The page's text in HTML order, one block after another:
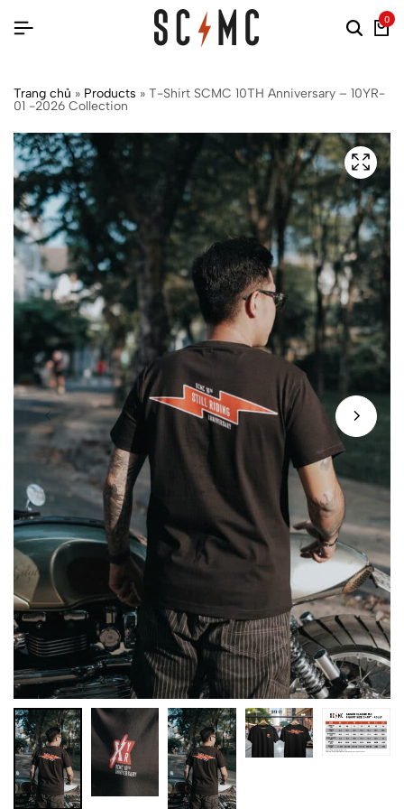
0
Trang chủ » Products » T-Shirt SCMC 10TH Anniversary – 10YR-
01 -2026 Collection